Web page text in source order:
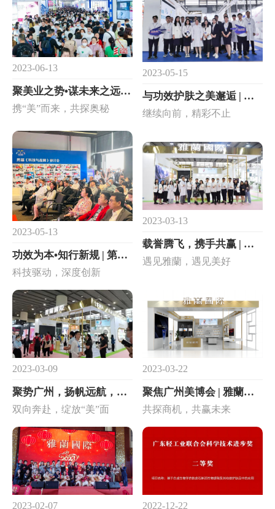
2023-06-13
聚美业之势•谋未来之远 | 第61届CIBE雅蘭國際完美收官！
携“美”而来，共探奥秘
2023-05-15
与功效护肤之美邂逅 | 第27届CBE雅蘭國際完美收官！
继续向前，精彩不止
2023-05-13
功效为本•知行新规 | 第35届“科技与品牌”研讨会再度来袭！
科技驱动，深度创新
2023-03-13
载誉腾飞，携手共赢 | 第60届美博会雅蘭國際完美收官！
遇见雅蘭，遇见美好
2023-03-09
聚势广州，扬帆远航，雅蘭國際与您再赴盛会！
双向奔赴，绽放“美”面
2023-03-22
聚焦广州美博会 | 雅蘭國際邀您共赴大型美业盛宴！
共探商机，共赢未来
2023-02-07 2022-12-22